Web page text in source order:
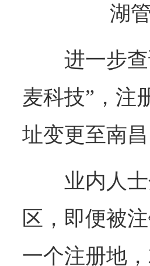
湖
进一步
麦科技”，注
址变更至南昌
业内人
区，即便被
一个注册地